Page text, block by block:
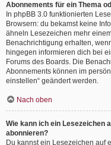
Abonnements für ein Thema
In phpBB 3.0 funktionierten
Browsern: du bekamst keine
ähneln Lesezeichen mehr
Benachrichtigung erhalten,
hingegen informieren dich bei
Forums des Boards. Die
Abonnements können im
einstellen“ geändert werden.
Nach oben
Wie kann ich ein Lesezeichen
abonnieren?
Du kannst ein Lesezeichen auf